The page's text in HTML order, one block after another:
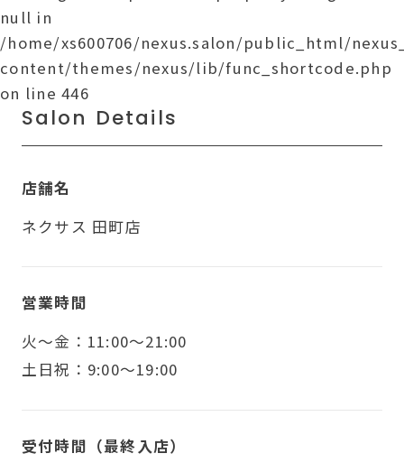
null in
/home/xs600706/nexus.salon/public_html/
content/themes/nexus/lib/func_shortcode.php
on line446
Salon Details
店舗名
ネクサス 田町店
営業時間
火〜金：11:00～21:00
土日祝：9:00～19:00
受付時間（最終入店）